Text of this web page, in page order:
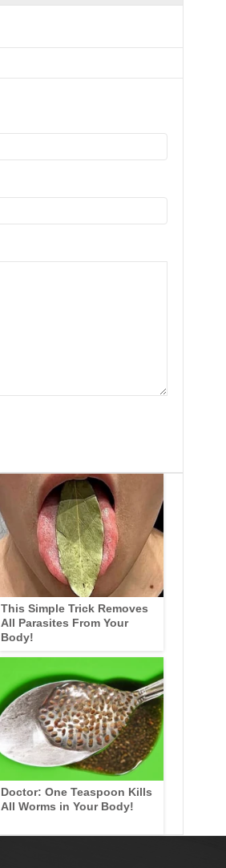
This Simple Trick Removes
All Parasites From Your
Body!
Doctor: One Teaspoon Kills
All Worms in Your Body!